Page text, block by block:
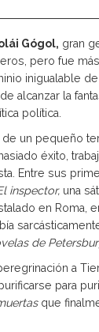
Gógol, gran
pero fue
inigualable
alcanzar la
política.
de un pequeño
éxito,
Entre sus
inspector, una
en Roma,
de
a
para
que